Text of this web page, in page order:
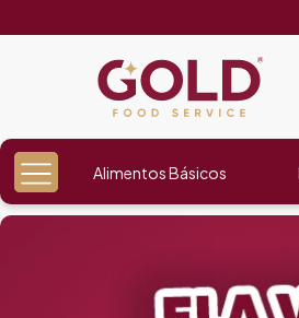
Alimentos Básicos
Loja Gold Food